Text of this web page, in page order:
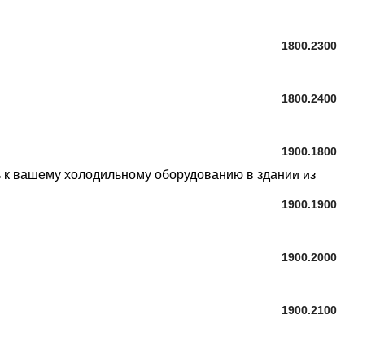
1800.2300
1800.2400
1900.1800
1900.1900
1900.2000
1900.2100
к вашему холодильному оборудованию в здании из